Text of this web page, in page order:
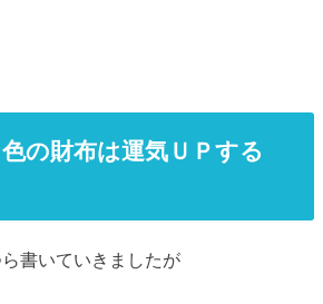
の財布は運気ＵＰする
書いていきましたが